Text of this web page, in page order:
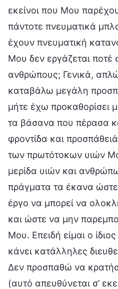
εκείνοι που Μου
πάντοτε πνευματικά
έχουν πνευματική
Μου δεν εργάζεται ποτέ
ανθρώπους; Γενικά,
καταβάλω μεγάλη
μήτε έχω προκαθορίσει
τα βάσανα που πέρασα
φροντίδα και
των πρωτότοκων υιών
μερίδα υιών και
πράγματα τα έκανα
έργο να μπορεί να
και ώστε να μην
Μου. Επειδή είμαι ο
κάνει κατάλληλες
Δεν προσπαθώ να
(αυτό απευθύνεται σ’